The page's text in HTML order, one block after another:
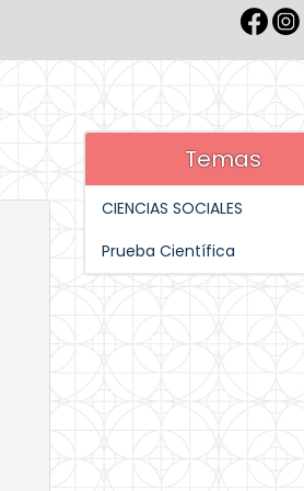
Temas
CIENCIAS SOCIALES
Prueba Científica